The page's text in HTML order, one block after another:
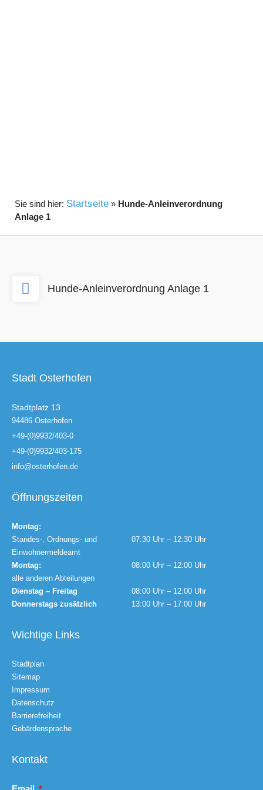
Startseite» Hunde-Anleinverordnung
Anlage 1
Hunde-Anleinverordnung Anlage 1
Stadt Osterhofen
Stadtplatz 13
94486 Osterhofen
+49-(0)9932/403-0
+49-(0)9932/403-175
info@osterhofen.de
Öffnungszeiten
Montag:
Standes-, Ordnungs- und
Einwohnermeldeamt
07:30 Uhr – 12:30 Uhr
Montag:
alle anderen Abteilungen
08:00 Uhr – 12:00 Uhr
Dienstag – Freitag
08:00 Uhr – 12:00 Uhr
Donnerstags zusätzlich
13:00 Uhr – 17:00 Uhr
Wichtige Links
Stadtplan
Sitemap
Impressum
Datenschutz
Barrierefreiheit
Gebärdensprache
Kontakt